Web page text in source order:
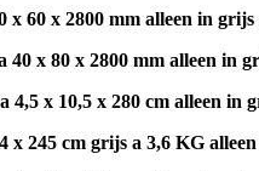
x 60 x 2800 mm alleen in grijs
40 x 80 x 2800 mm alleen in
x 10,5 x 280 cm alleen in
245 cm grijs a 3,6 KG